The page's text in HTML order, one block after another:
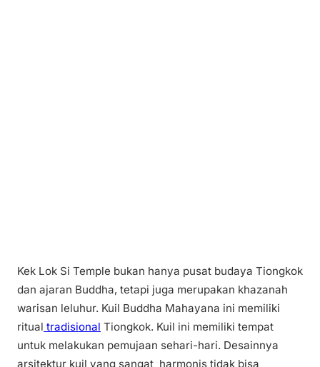
Kek Lok Si Temple bukan hanya pusat budaya Tiongkok
dan ajaran Buddha, tetapi juga merupakan khazanah
warisan leluhur. Kuil Buddha Mahayana ini memiliki
ritual tradisional Tiongkok. Kuil ini memiliki tempat
untuk melakukan pemujaan sehari-hari. Desainnya
arsitektur kuil yang sangat harmonis tidak bisa